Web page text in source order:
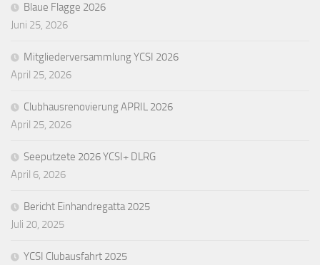
Blaue Flagge 2026
Juni 25, 2026
Mitgliederversammlung YCSI 2026
April 25, 2026
Clubhausrenovierung APRIL 2026
April 25, 2026
Seeputzete 2026 YCSI+ DLRG
April 6, 2026
Bericht Einhandregatta 2025
Juli 20, 2025
YCSI Clubausfahrt 2025